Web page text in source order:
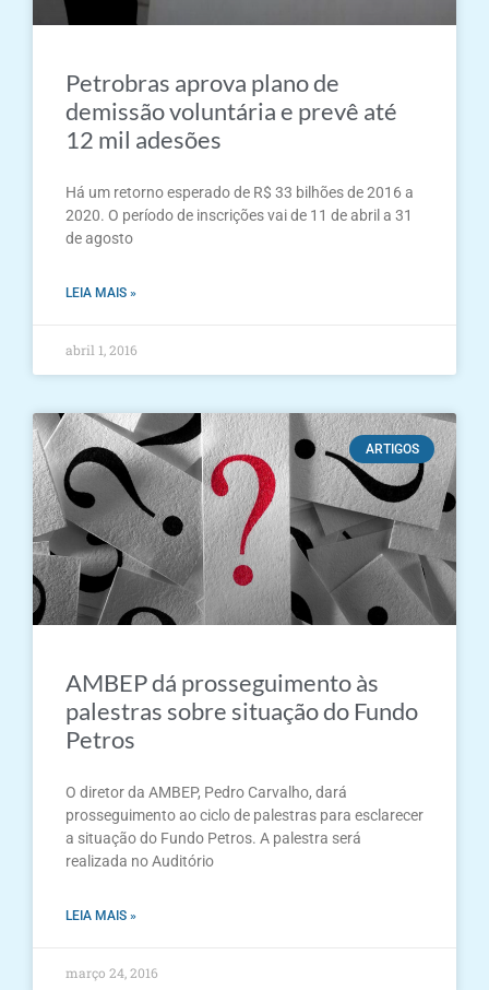
Petrobras aprova plano de
demissão voluntária e prevê até
12 mil adesões
Há um retorno esperado de R$ 33 bilhões de 2016 a
2020. O período de inscrições vai de 11 de abril a 31
de agosto
LEIA MAIS »
abril 1, 2016
ARTIGOS
AMBEP dá prosseguimento às
palestras sobre situação do Fundo
Petros
O diretor da AMBEP, Pedro Carvalho, dará
prosseguimento ao ciclo de palestras para esclarecer
a situação do Fundo Petros. A palestra será
realizada no Auditório
LEIA MAIS »
março 24, 2016